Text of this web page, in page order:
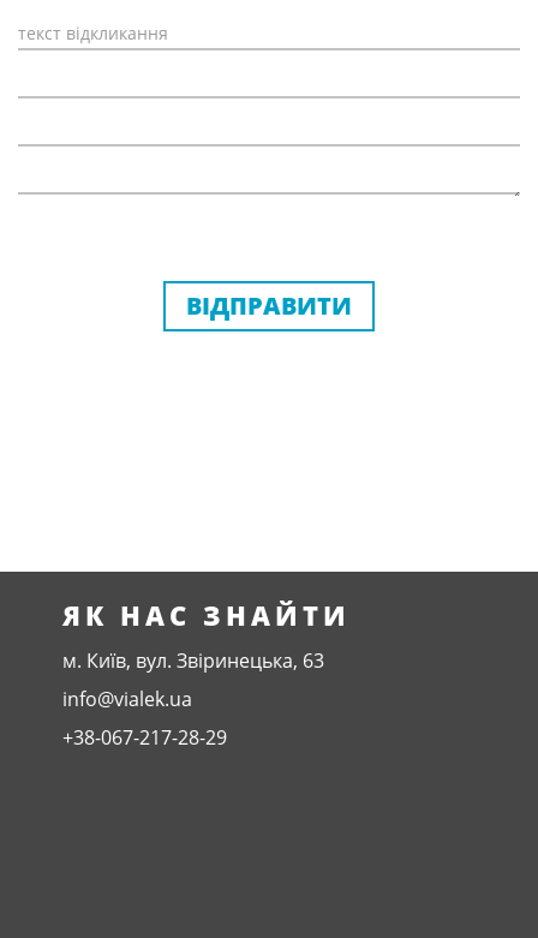
ВІДПРАВИТИ
ЯК НАС ЗНАЙТИ
м. Київ, вул. Звіринецька, 63
info@vialek.ua
+38-067-217-28-29